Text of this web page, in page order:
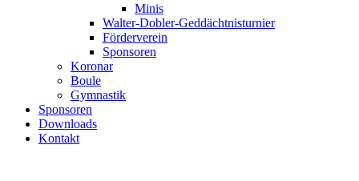
Minis
Walter-Dobler-Geddächtnisturnier
Förderverein
Sponsoren
Koronar
Boule
Gymnastik
Sponsoren
Downloads
Kontakt